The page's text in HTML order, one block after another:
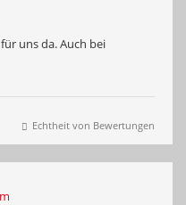
uns da. Auch bei
Echtheit von Bewertungen